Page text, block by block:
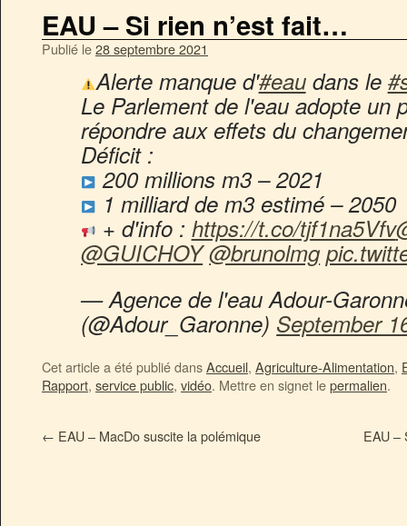
EAU – Si rien n’est fait…
Publié le28 septembre 2021
Alerte manque d'#eaudans le
Le Parlement de l'eau adopte un
répondre aux effets du
Déficit :
200 millions m3 – 2021
1 milliard de m3 estimé – 2050
+ d'info : https://t.co/tjf1na5Vfv
@GUICHOY @brunolmg
— Agence de l'eau Adour-
(@Adour_Garonne) September
Cet article a été publié dansAccueil, Agriculture-Alimentation,
Rapport, service public, vidéo. Mettre en signet lepermalien.
← EAU – MacDo suscite la polémique EAU –